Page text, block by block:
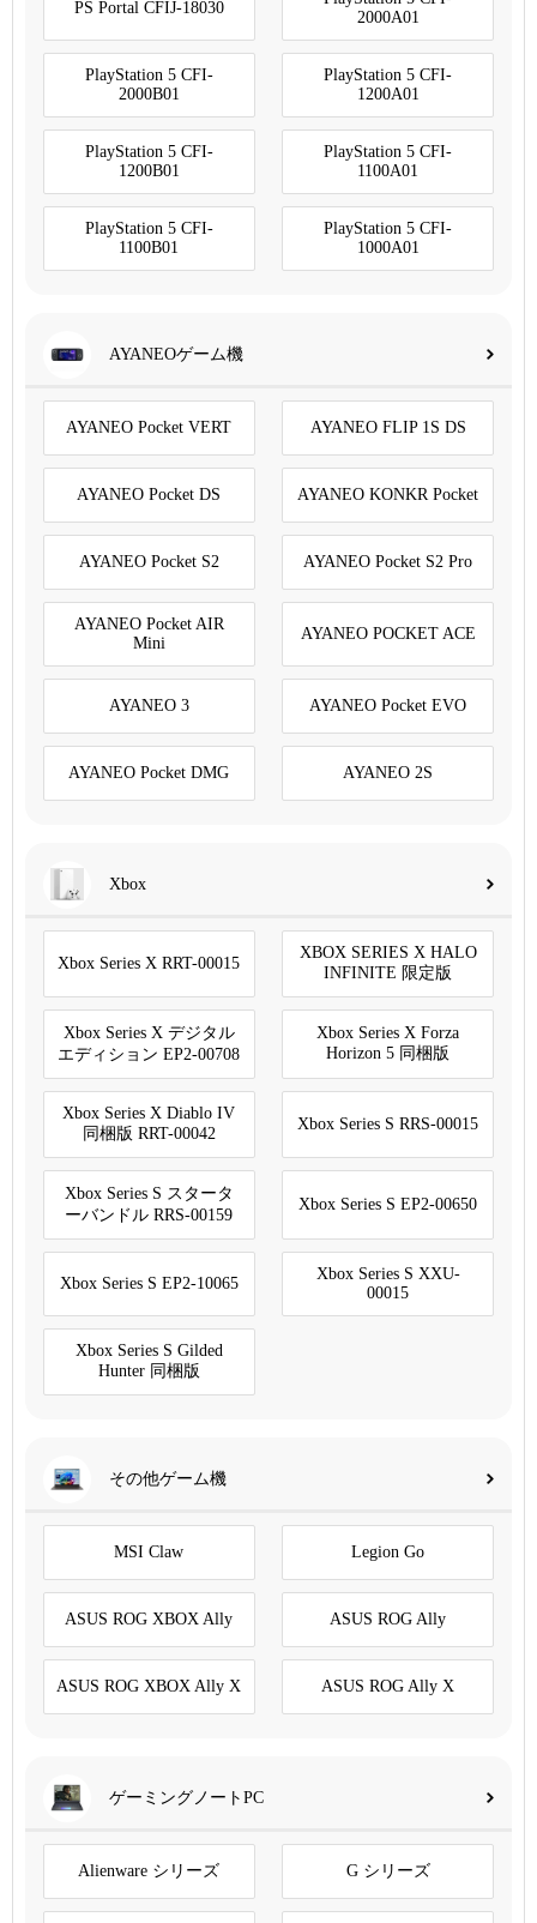
PS Portal CFIJ-18030
2000A01
PlayStation 5 CFI-
2000B01
PlayStation 5 CFI-
1200A01
PlayStation 5 CFI-
1200B01
PlayStation 5 CFI-
1100A01
PlayStation 5 CFI-
1100B01
PlayStation 5 CFI-
1000A01
AYANEOゲーム機
AYANEO Pocket VERT AYANEO FLIP 1S DS
AYANEO Pocket DS AYANEO KONKR Pocket
AYANEO Pocket S2 AYANEO Pocket S2 Pro
AYANEO Pocket AIR
Mini
AYANEO POCKET ACE
AYANEO 3 AYANEO Pocket EVO
AYANEO Pocket DMG AYANEO 2S
Xbox
Xbox Series X RRT-00015
XBOX SERIES X HALO
INFINITE 限定版
Xbox Series X デジタル
エディション EP2-00708
Xbox Series X Forza
Horizon 5 同梱版
Xbox Series X Diablo IV
同梱版 RRT-00042
Xbox Series S RRS-00015
Xbox Series S スタータ
ーバンドル RRS-00159
Xbox Series S EP2-00650
Xbox Series S EP2-10065
Xbox Series S XXU-
00015
Xbox Series S Gilded
Hunter 同梱版
その他ゲーム機
MSI Claw Legion Go
ASUS ROG XBOX Ally ASUS ROG Ally
ASUS ROG XBOX Ally X ASUS ROG Ally X
ゲーミングノートPC
Alienware シリーズ G シリーズ